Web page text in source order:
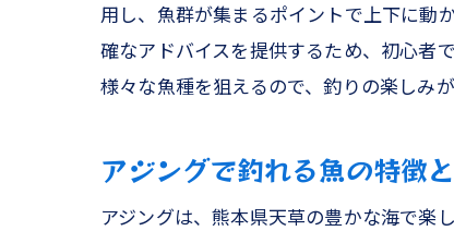
用し、魚群が集まるポイントで上下に動
確なアドバイスを提供するため、初心者
様々な魚種を狙えるので、釣りの楽しみ
アジングで釣れる魚の特徴
アジングは、熊本県天草の豊かな海で楽